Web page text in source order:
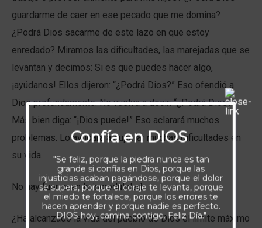
guardarme de caer en ese pecado que me domina?
¿Podrá Dios sacarme de este lazo en que estoy
enredado? Miramos las dificultades, las marejadas que se
levantan y decimos: Si es que puedes hacer algo,
¡ayúdanos! Ellos dijeron: “¿Podrá Dios?” Eso ofendió a
Dios profundamente. No vuelva a decir: “¿Podrá Dios?”
Más bien diga: “¡Dios puede!” Eso aclarará muchos
problemas. Lo ayudará a superar muchas dificultades en
su vida.
No hay fuerza en la incredulidad.
¿Ha alcanzado la vida del pueblo de Dios el límite máximo
Confía en DIOS
"Se feliz, porque la piedra nunca es tan
grande si confías en Dios, porque las
injusticias acaban pagándose, porque el dolor
se supera, porque el coraje te levanta, porque
el miedo te fortalece, porque los errores te
hacen aprender y porque nadie es perfecto.
DIOS hoy, camina contigo. Feliz Día."